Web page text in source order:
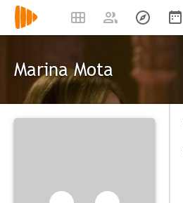
Marina Mota